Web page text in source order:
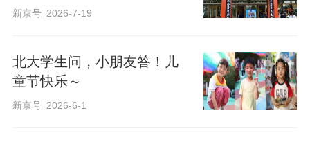
工程来尽我的力。
2014年6月，在“《儒藏》精华编百册发布
新京号 2026-7-19
北大学生问，小朋友答！儿
童节快乐～
新京号 2026-6-1